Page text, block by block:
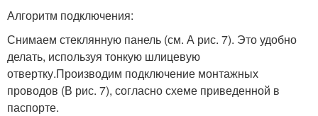
Алгоритм подключения:
Снимаем стеклянную панель (см. А рис. 7). Это удобно
делать, используя тонкую шлицевую
отвертку.Производим подключение монтажных
проводов (В рис. 7), согласно схеме приведенной в
паспорте.